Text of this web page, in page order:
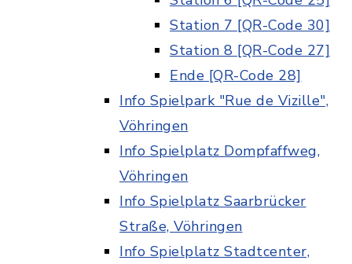
Station 7 [QR-Code 30]
Station 8 [QR-Code 27]
Ende [QR-Code 28]
Info Spielpark "Rue de Vizille",
Vöhringen
Info Spielplatz Dompfaffweg,
Vöhringen
Info Spielplatz Saarbrücker
Straße, Vöhringen
Info Spielplatz Stadtcenter,